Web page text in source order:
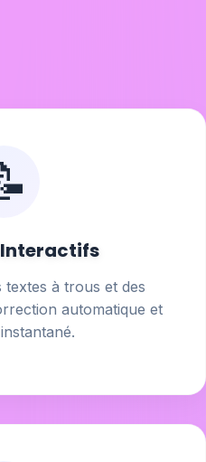
Interactifs
textes à trous et des
automatique et